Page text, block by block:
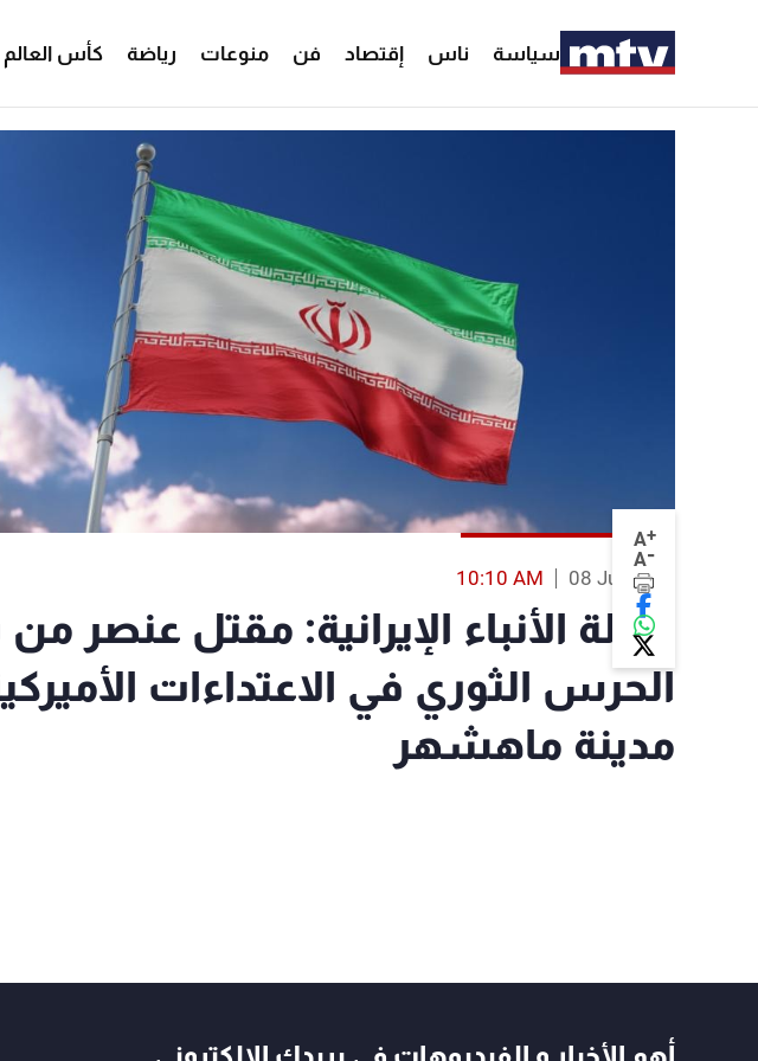
سياسة ناس إقتصاد فن منوعات رياضة كأس العالم
A+
A-
08 Jul 2026
10:10 AM
وكالة الأنباء الإيرانية: مقتل عنصر من
الحرس الثوري في الاعتداءات
مدينة ماهشهر